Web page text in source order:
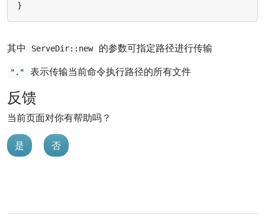
}
其中 ServeDir::new 的参数可指定路径进行传输
"." 表示传输当前命令执行路径的所有文件
反馈
当前页面对你有帮助吗？
是 否